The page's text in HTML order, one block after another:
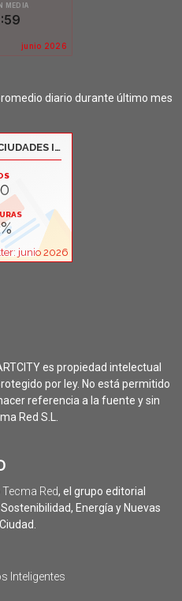
diario durante último mes
es propiedad intelectual
por ley. No está permitido
referencia a la fuente y sin
Red S.L.
Red, el grupo editorial
Energía y Nuevas
Inteligentes